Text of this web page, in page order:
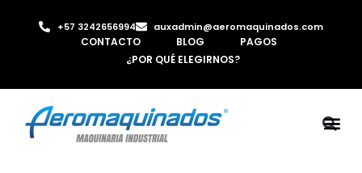
+57 3242656994 auxadmin@aeromaquinados.com
CONTACTO BLOG
PAGOS
¿POR QUÉ ELEGIRNOS?